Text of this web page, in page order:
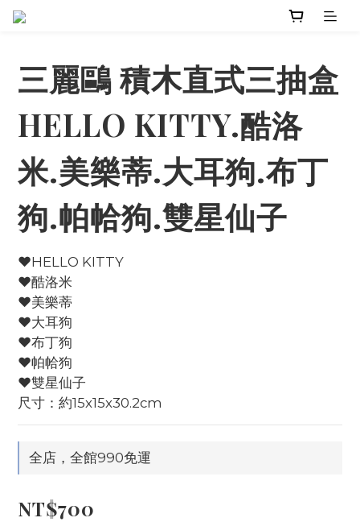
三麗鷗 積木直式三抽盒
HELLO KITTY.酷洛
米.美樂蒂.大耳狗.布丁
狗.帕帢狗.雙星仙子
♥️HELLO KITTY
♥️酷洛米
♥️美樂蒂
♥️大耳狗
♥️布丁狗
♥️帕帢狗
♥️雙星仙子
尺寸：約15x15x30.2cm
全店，全館990免運
NT$700